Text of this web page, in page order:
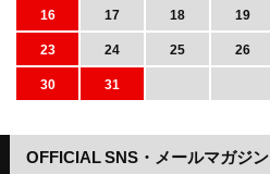
OFFICIAL SNS・メールマガジン
16
17 18 19
23
24 25 26
30
31